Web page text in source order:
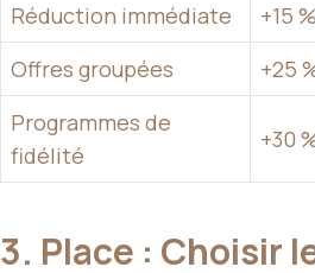
Réduction immédiate
+15 %
Offres groupées
+25
Programmes de
fidélité
+30
3. Place : Choisir